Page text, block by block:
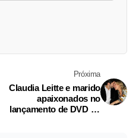
Próxima
Claudia Leitte e marido
apaixonados no
lançamento de DVD da